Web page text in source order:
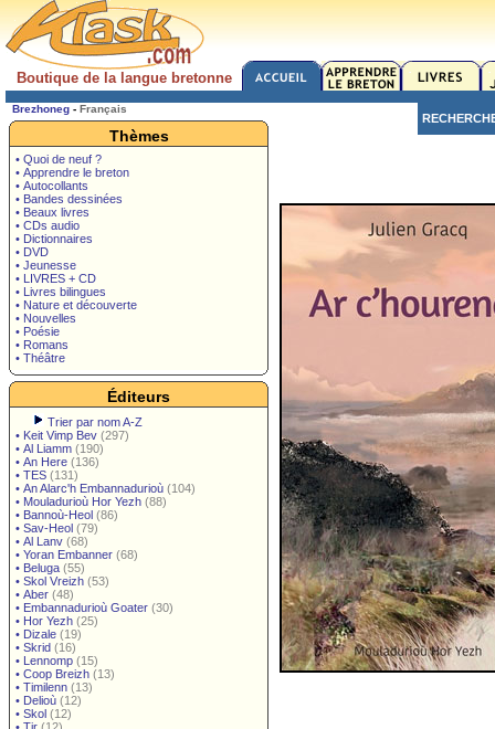
Boutique de la langue bretonne
Brezhoneg - Français
Thèmes
• Quoi de neuf ?
• Apprendre le breton
• Autocollants
• Bandes dessinées
• Beaux livres
• CDs audio
• Dictionnaires
• DVD
• Jeunesse
• LIVRES + CD
• Livres bilingues
• Nature et découverte
• Nouvelles
• Poésie
• Romans
• Théâtre
Éditeurs
Trier par nom A-Z
• Keit Vimp Bev (297)
• Al Liamm (190)
• An Here (136)
• TES (131)
• An Alarc'h Embannadurioù (104)
• Mouladurioù Hor Yezh (88)
• Bannoù-Heol (86)
• Sav-Heol (79)
• Al Lanv (68)
• Yoran Embanner (68)
• Beluga (55)
• Skol Vreizh (53)
• Aber (48)
• Embannadurioù Goater (30)
• Hor Yezh (25)
• Dizale (19)
• Skrid (16)
• Lennomp (15)
• Coop Breizh (13)
• Timilenn (13)
• Delioù (12)
• Skol (12)